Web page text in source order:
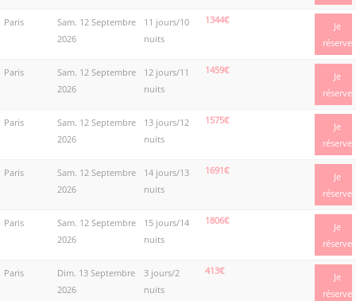
Paris
Sam. 12 Septembre
2026
11 jours/10
nuits
1344€
Je
réserve
Paris
Sam. 12 Septembre
2026
12 jours/11
nuits
1459€
Je
réserve
Paris
Sam. 12 Septembre
2026
13 jours/12
nuits
1575€
Je
réserve
Paris
Sam. 12 Septembre
2026
14 jours/13
nuits
1691€
Je
réserve
Paris
Sam. 12 Septembre
2026
15 jours/14
nuits
1806€
Je
réserve
Paris
Dim. 13 Septembre
2026
3 jours/2
nuits
413€
Je
réserve